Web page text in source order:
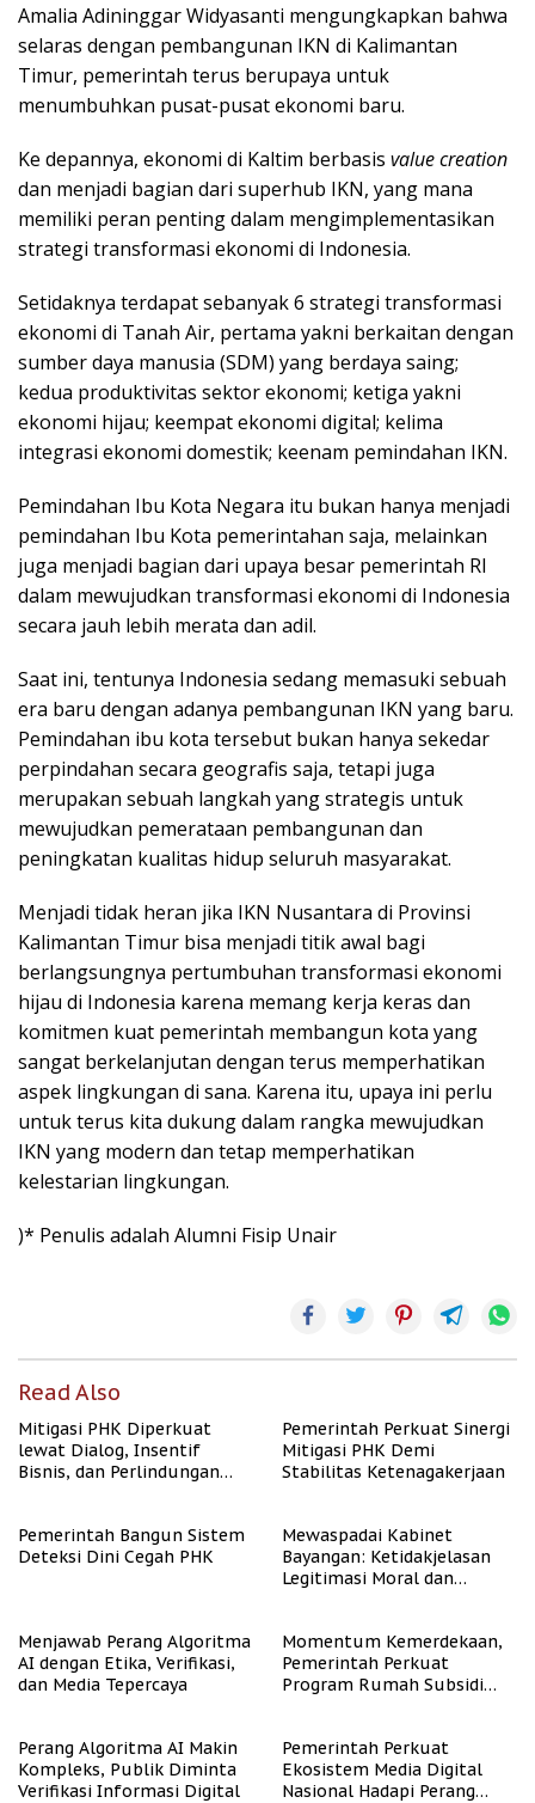
Amalia Adininggar Widyasanti mengungkapkan bahwa
selaras dengan pembangunan IKN di Kalimantan
Timur, pemerintah terus berupaya untuk
menumbuhkan pusat-pusat ekonomi baru.
Ke depannya, ekonomi di Kaltim berbasis value creation
dan menjadi bagian dari superhub IKN, yang mana
memiliki peran penting dalam mengimplementasikan
strategi transformasi ekonomi di Indonesia.
Setidaknya terdapat sebanyak 6 strategi transformasi
ekonomi di Tanah Air, pertama yakni berkaitan dengan
sumber daya manusia (SDM) yang berdaya saing;
kedua produktivitas sektor ekonomi; ketiga yakni
ekonomi hijau; keempat ekonomi digital; kelima
integrasi ekonomi domestik; keenam pemindahan IKN.
Pemindahan Ibu Kota Negara itu bukan hanya menjadi
pemindahan Ibu Kota pemerintahan saja, melainkan
juga menjadi bagian dari upaya besar pemerintah RI
dalam mewujudkan transformasi ekonomi di Indonesia
secara jauh lebih merata dan adil.
Saat ini, tentunya Indonesia sedang memasuki sebuah
era baru dengan adanya pembangunan IKN yang baru.
Pemindahan ibu kota tersebut bukan hanya sekedar
perpindahan secara geografis saja, tetapi juga
merupakan sebuah langkah yang strategis untuk
mewujudkan pemerataan pembangunan dan
peningkatan kualitas hidup seluruh masyarakat.
Menjadi tidak heran jika IKN Nusantara di Provinsi
Kalimantan Timur bisa menjadi titik awal bagi
berlangsungnya pertumbuhan transformasi ekonomi
hijau di Indonesia karena memang kerja keras dan
komitmen kuat pemerintah membangun kota yang
sangat berkelanjutan dengan terus memperhatikan
aspek lingkungan di sana. Karena itu, upaya ini perlu
untuk terus kita dukung dalam rangka mewujudkan
IKN yang modern dan tetap memperhatikan
kelestarian lingkungan.
)* Penulis adalah Alumni Fisip Unair
Read Also
Mitigasi PHK Diperkuat
lewat Dialog, Insentif
Bisnis, dan Perlindungan
Pemerintah Perkuat Sinergi
Mitigasi PHK Demi
Stabilitas Ketenagakerjaan
Pemerintah Bangun Sistem
Deteksi Dini Cegah PHK
Mewaspadai Kabinet
Bayangan: Ketidakjelasan
Legitimasi Moral dan
Menjawab Perang Algoritma
AI dengan Etika, Verifikasi,
dan Media Tepercaya
Momentum Kemerdekaan,
Pemerintah Perkuat
Program Rumah Subsidi
Perang Algoritma AI Makin
Kompleks, Publik Diminta
Verifikasi Informasi Digital
Pemerintah Perkuat
Ekosistem Media Digital
Nasional Hadapi Perang